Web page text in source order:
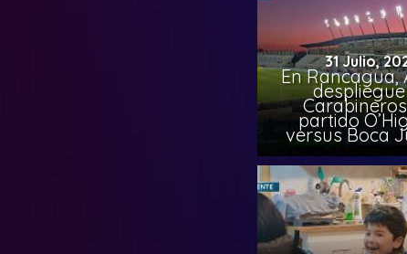
31 Julio,
En Rancagua,
partido
versus Boca